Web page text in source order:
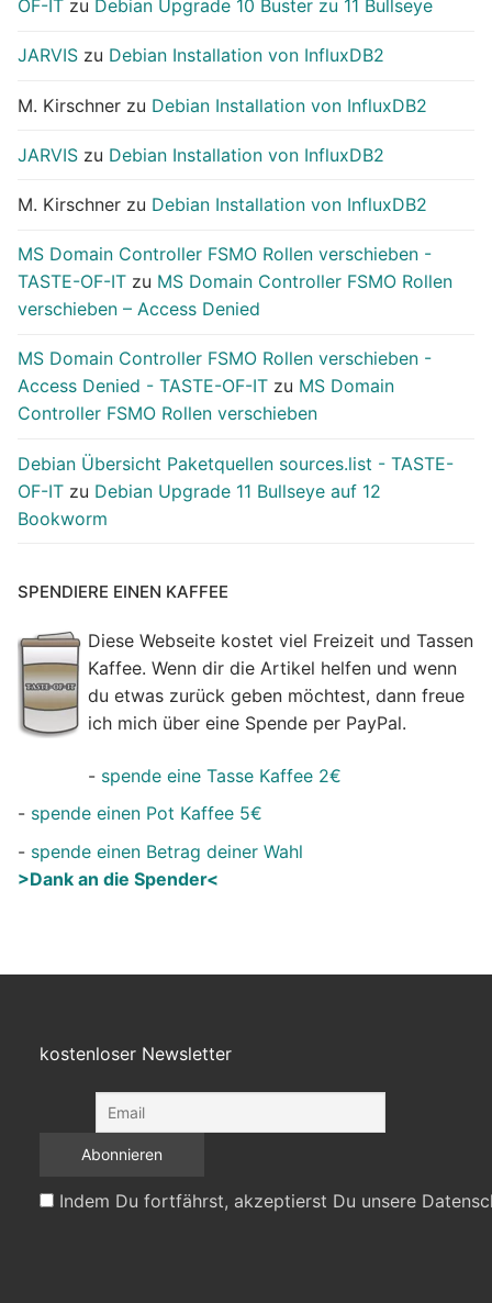
OF-IT zu Debian Upgrade 10 Buster zu 11 Bullseye
JARVIS zu Debian Installation von InfluxDB2
M. Kirschner zu Debian Installation von InfluxDB2
JARVIS zu Debian Installation von InfluxDB2
M. Kirschner zu Debian Installation von InfluxDB2
MS Domain Controller FSMO Rollen verschieben -
TASTE-OF-IT zu MS Domain Controller FSMO Rollen
verschieben – Access Denied
MS Domain Controller FSMO Rollen verschieben -
Access Denied - TASTE-OF-IT zu MS Domain
Controller FSMO Rollen verschieben
Debian Übersicht Paketquellen sources.list - TASTE-
OF-IT zu Debian Upgrade 11 Bullseye auf 12
Bookworm
SPENDIERE EINEN KAFFEE
Diese Webseite kostet viel Freizeit und Tassen
Kaffee. Wenn dir die Artikel helfen und wenn
du etwas zurück geben möchtest, dann freue
ich mich über eine Spende per PayPal.
- spende eine Tasse Kaffee 2€
- spende einen Pot Kaffee 5€
- spende einen Betrag deiner Wahl
>Dank an die Spender<
kostenloser Newsletter
Indem Du fortfährst, akzeptierst Du unsere